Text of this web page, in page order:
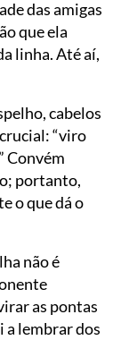
das amigas
que ela
linha. Até aí,
cabelos
“viro
Convém
portanto,
o que dá o
não é
as pontas
a lembrar dos